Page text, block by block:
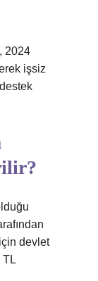
2024
işsiz
devlet
TL